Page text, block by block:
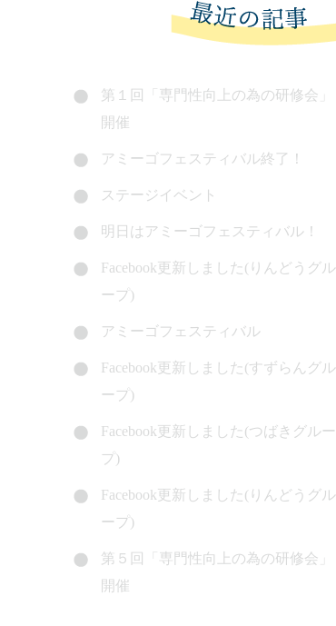
第１回「専門性向上の為の研修会」
開催
アミーゴフェスティバル終了！
ステージイベント
明日はアミーゴフェスティバル！
Facebook更新しました(りんどうグル
ープ)
アミーゴフェスティバル
Facebook更新しました(すずらんグル
ープ)
Facebook更新しました(つばきグルー
プ)
Facebook更新しました(りんどうグル
ープ)
第５回「専門性向上の為の研修会」
開催